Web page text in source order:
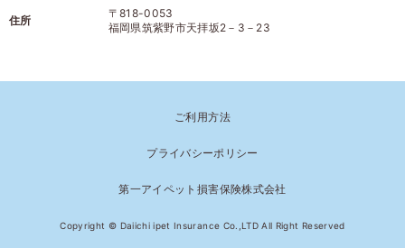
住所
〒818-0053
福岡県筑紫野市天拝坂2－3－23
ご利用方法
プライバシーポリシー
第一アイペット損害保険株式会社
Copyright © Daiichi ipet Insurance Co.,LTD All Right Reserved